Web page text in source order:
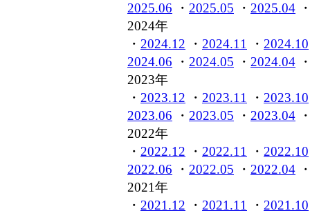
2025.06 ・ 2025.05 ・ 2025.04
2024年
・ 2024.12 ・ 2024.11 ・ 2024.10
2024.06 ・ 2024.05 ・ 2024.04
2023年
・ 2023.12 ・ 2023.11 ・ 2023.10
2023.06 ・ 2023.05 ・ 2023.04
2022年
・ 2022.12 ・ 2022.11 ・ 2022.10
2022.06 ・ 2022.05 ・ 2022.04
2021年
・ 2021.12 ・ 2021.11 ・ 2021.10